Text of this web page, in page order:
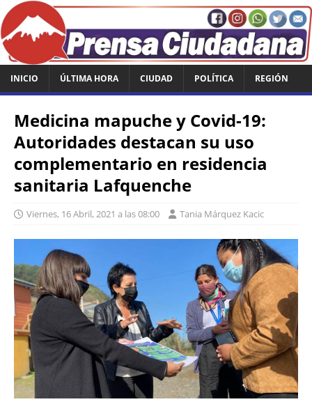
INICIO ÚLTIMA HORA CIUDAD POLÍTICA REGIÓN
Medicina mapuche y Covid-19:
Autoridades destacan su uso
complementario en residencia
sanitaria Lafquenche
Viernes, 16 Abril, 2021 a las 08:00 Tania Márquez Kacic